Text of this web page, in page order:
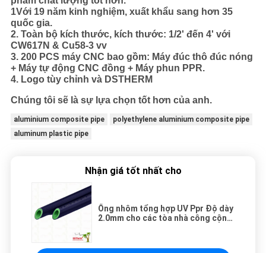
1Với 19 năm kinh nghiệm, xuất khẩu sang hơn 35
quốc gia.
2. Toàn bộ kích thước, kích thước: 1/2' đến 4' với
CW617N & Cu58-3 vv
3. 200 PCS máy CNC bao gồm: Máy đúc thô đúc nóng
+ Máy tự động CNC đồng + Máy phun PPR.
4. Logo tùy chỉnh và DSTHERM
Chúng tôi sẽ là sự lựa chọn tốt hơn của anh.
aluminium composite pipe
polyethylene aluminium composite pipe
aluminum plastic pipe
Nhận giá tốt nhất cho
Ống nhôm tổng hợp UV Ppr Độ dày
2.0mm cho các tòa nhà công cộng